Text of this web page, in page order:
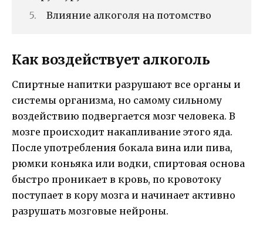
Влияние алкоголя на потомство
Как воздействует алкоголь
Спиртные напитки разрушают все органы и
системы организма, но самому сильному
воздействию подвергается мозг человека. В
мозге происходит накапливание этого яда.
После употребления бокала вина или пива,
рюмки коньяка или водки, спиртовая основа
быстро проникает в кровь, по кровотоку
поступает в кору мозга и начинает активно
разрушать мозговые нейроны.